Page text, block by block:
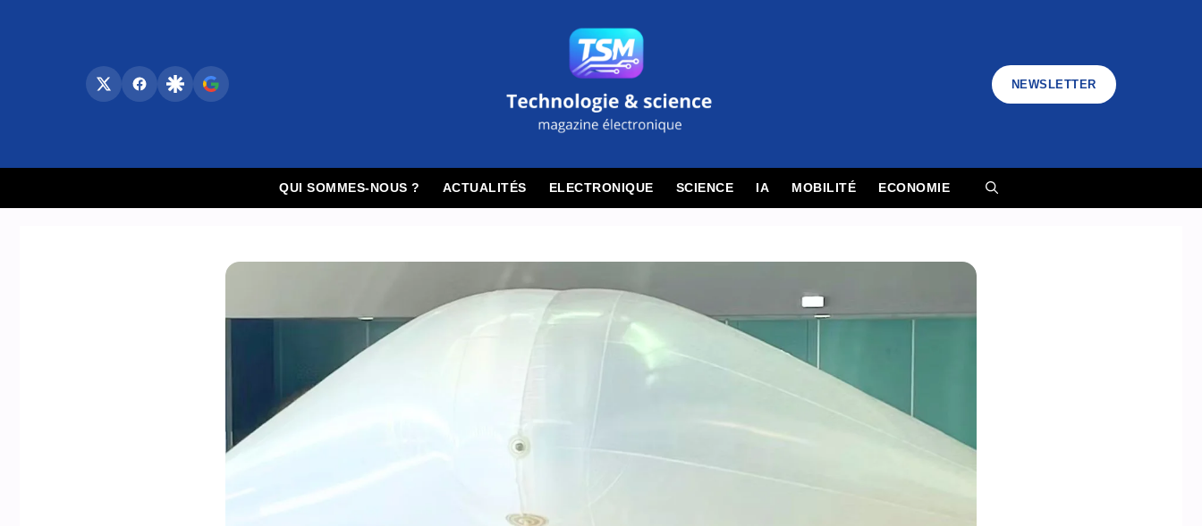
NEWSLETTER
QUI SOMMES-NOUS ? ACTUALITÉS ELECTRONIQUE SCIENCE IA MOBILITÉ ECONOMIE